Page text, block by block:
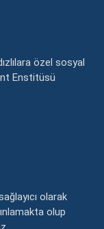
özel sosyal
Enstitüsü
olarak
olup